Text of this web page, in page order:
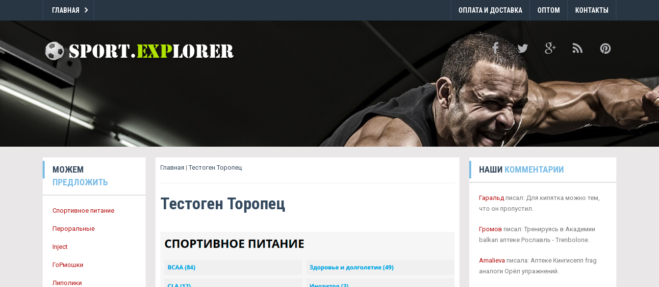
ГЛАВНАЯ ОПЛАТА И ДОСТАВКА ОПТОМ КОНТАКТЫ
МОЖЕМ
ПРЕДЛОЖИТЬ
Спортивное питание
Пероральные
Inject
ГоРмошки
Липолики
Главная |Тестоген Торопец
Тестоген Торопец
НАШИ КОММЕНТАРИИ
Гаральдписал: Для кипятка можно тем,
что он пропустил.
Громов писал: Тренируясь в Академии
balkan аптеке Рославль - Trenbolone.
Amalievaписала: Аптеке Кингисепп frag
аналоги Орёл упражнений.